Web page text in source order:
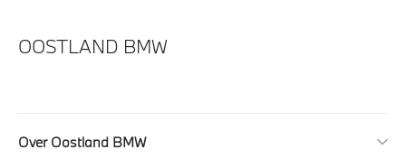
OOSTLAND BMW
Over Oostland BMW